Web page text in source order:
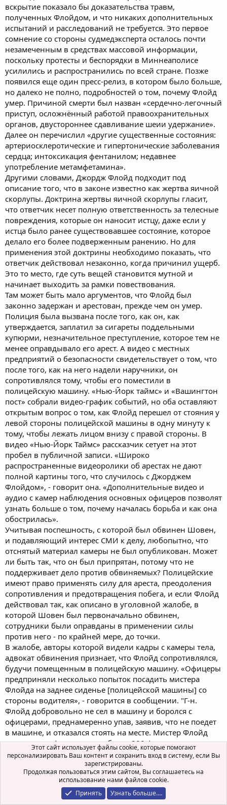
вскрытие показало бы доказательства травм,
полученных Флойдом, и что никаких дополнительных
испытаний и расследований не требуется. Это первое
сомнение со стороны судмедэксперта осталось почти
незамеченным в средствах массовой информации,
поскольку протесты и беспорядки в Миннеаполисе
усилились и распространились по всей стране. Позже
появился еще один пресс-релиз, в котором было больше,
но далеко не полно, подробностей о том, почему Флойд
умер. Причиной смерти был назван «сердечно-легочный
приступ, осложнённый работой правоохранительных
органов, двустороннее сдавливание шеии удержание».
Далее он перечислил «другие существенные состояния:
артериосклеротические и гипертонические заболевания
сердца; интоксикация фентанилом; недавнее
употребление метамфетамина».
Другими словами, Джордж Флойд подходит под
описание того, что в законе известно как жертва яичной
скорлупы. Доктрина жертвы яичной скорлупы гласит,
что ответчик несет полную ответственность за телесные
повреждения, которые он наносит истцу, даже если у
истца было ранее существовавшее состояние, которое
делало его более подверженным ранению. Но для
применения этой доктрины необходимо показать, что
ответчик действовал незаконно, когда причинил ущерб.
Это то место, где суть вещей становится мутной и
начинает выходить за рамки повествования.
Там может быть мало аргументов, что Флойд был
законно задержан и арестован, прежде чем он умер.
Полиция была вызвана после того, как он, как
утверждается, заплатил за сигареты поддельными
купюрми, незначительное преступление, которое тем не
менее оправдывало его арест. А видео с местных
предприятий о безопасности свидетельствует о том, что
после того, как на него надели наручники, он
сопротивлялся тому, чтобы его поместили в
полицейскую машину. «Нью-Йорк таймс» и «Вашингтон
пост» собрали видео-график событий, но оба оставляют
открытым вопрос о том, как Флойд перешел от стояния у
левой стороны полицейской машины в одну минуту к
тому, чтобы лежать лицом внизу с правой стороны. В
видео «Нью-Йорк Таймс» рассказчик сетует на этот
пробел в публичной записи. «Широко
распространенные видеоролики об арестах не дают
полной картины того, что случилось с Джорджем
Флойдом», - говорит она. «Дополнительные видео и
аудио с камер наблюдения основных офицеров позволят
узнать больше о том, почему началась борьба и как она
обострилась».
Учитывая поспешность, с которой был обвинен Шовен,
и подавляющий интерес СМИ к делу, любопытно, что
отснятый материал камеры не был опубликован. Может
ли быть так, что он был припрятан, потому что не
поддерживает дело против обвиняемых? Полицейские
имеют право применять силу для ареста, преодоления
сопротивления и предотвращения побега, и если Флойд
действовал так, как описано в уголовной жалобе, в
которой Шовен был первоначально обвинен,
сотрудники были оправданы в применении силы
против него - по крайней мере, до точки.
В жалобе, авторы которой видели кадры с камеры тела,
адвокат обвинения признает, что Флойд сопротивлялся,
будучи помещенным в полицейскую машину. «Офицеры
предприняли несколько попыток посадить мистера
Флойда на заднее сиденье [полицейской машины] со
стороны водителя», - говорится в сообщении. "Г-н.
Флойд добровольно не сел в машину и боролся с
офицерами, преднамеренно упав, заявив, что не поедет
в машине, и отказался стоять на месте. Мистер Флойд
выше шести футов и весит более 200 фунтов.
В том же документе говорится, что Флойд, несмотря на
то, что он все еще стоял и сопротивлялся попыткам
посадить его в полицейскую машину, неоднократно
говорил, что он не может дышать, несмотря на явные
доказательства того, что он мог. Полицейские, но
Этот сайт использует файлы cookie, которые помогают
персонализировать Ваш контент и сохранить вход в систему, если Вы
зарегистрированы.
Продолжая пользоваться этим сайтом, Вы соглашаетесь на
использование нами файлов cookie.
Принять
Узнать больше.…